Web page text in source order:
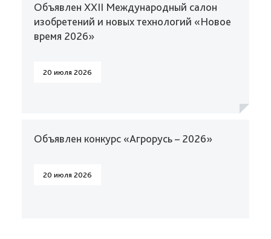
Объявлен XXII Международный салон
изобретений и новых технологий «Новое
время 2026»
20 июля 2026
Объявлен конкурс «Агрорусь – 2026»
20 июля 2026